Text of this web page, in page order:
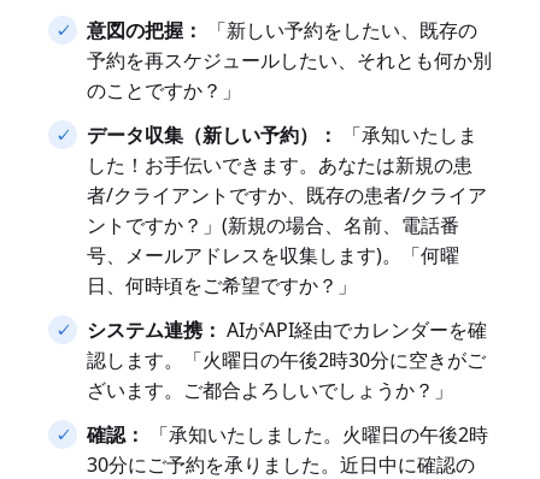
意図の把握：
「新しい予約をしたい、既存の
予約を再スケジュールしたい、それとも何か別
のことですか？」
データ収集（新しい予約）：
「承知いたしま
した！お手伝いできます。あなたは新規の患
者/クライアントですか、既存の患者/クライア
ントですか？」(新規の場合、名前、電話番
号、メールアドレスを収集します)。「何曜
日、何時頃をご希望ですか？」
システム連携： AIがAPI経由でカレンダーを確
認します。「火曜日の午後2時30分に空きがご
ざいます。ご都合よろしいでしょうか？」
確認：
「承知いたしました。火曜日の午後2時
30分にご予約を承りました。近日中に確認の